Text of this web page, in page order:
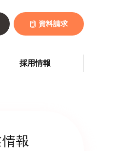
資料請求
採用情報
報